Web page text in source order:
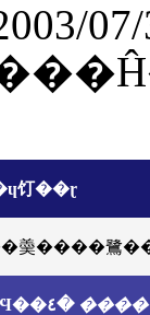
07/
饤��ɽ
�ʲ��ι�Ϥ��٤�